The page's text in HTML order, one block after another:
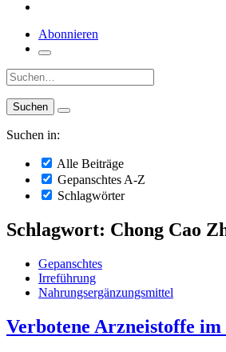
Abonnieren
Suche:
Suchen in:
Alle Beiträge
Gepanschtes A-Z
Schlagwörter
Schlagwort: Chong Cao
Gepanschtes
Irreführung
Nahrungsergänzungsmittel
Verbotene Arzneistoffe